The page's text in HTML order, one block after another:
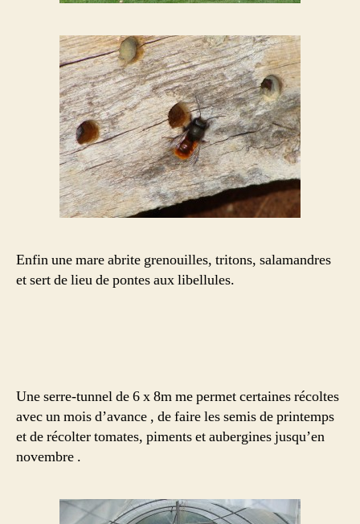
Enfin une mare abrite grenouilles, tritons, salamandres
et sert de lieu de pontes aux libellules.
Une serre-tunnel de 6 x 8m me permet certaines récoltes
avec un mois d’avance , de faire les semis de printemps
et de récolter tomates, piments et aubergines jusqu’en
novembre .